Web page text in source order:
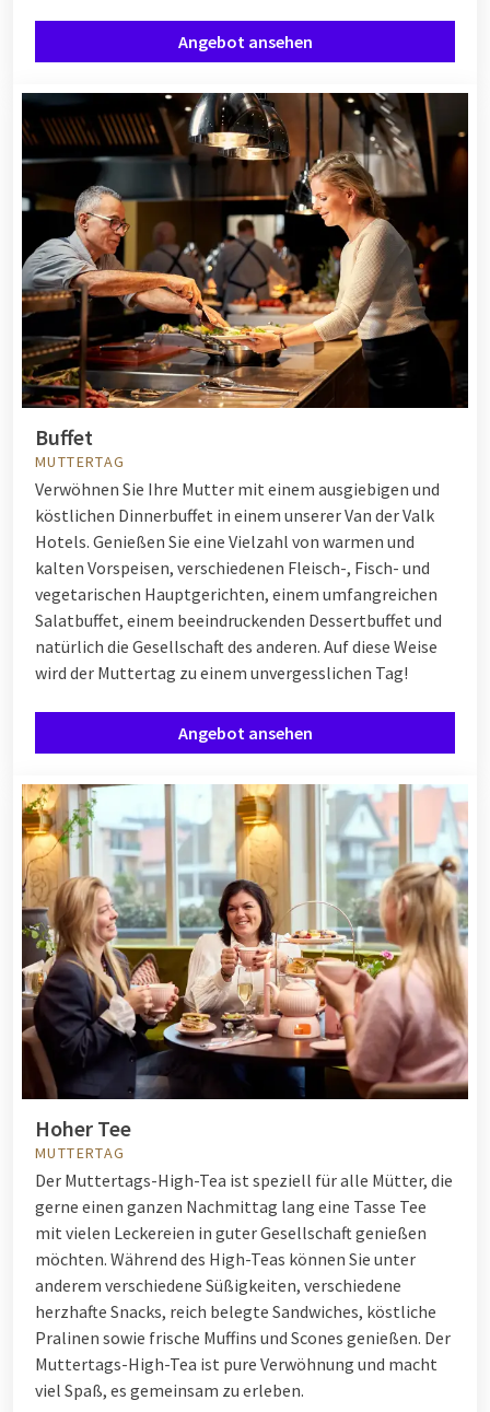
Angebot ansehen
Buffet
MUTTERTAG
Verwöhnen Sie Ihre Mutter mit einem ausgiebigen und
köstlichen Dinnerbuffet in einem unserer Van der Valk
Hotels. Genießen Sie eine Vielzahl von warmen und
kalten Vorspeisen, verschiedenen Fleisch-, Fisch- und
vegetarischen Hauptgerichten, einem umfangreichen
Salatbuffet, einem beeindruckenden Dessertbuffet und
natürlich die Gesellschaft des anderen. Auf diese Weise
wird der Muttertag zu einem unvergesslichen Tag!
Angebot ansehen
Hoher Tee
MUTTERTAG
Der Muttertags-High-Tea ist speziell für alle Mütter, die
gerne einen ganzen Nachmittag lang eine Tasse Tee
mit vielen Leckereien in guter Gesellschaft genießen
möchten. Während des High-Teas können Sie unter
anderem verschiedene Süßigkeiten, verschiedene
herzhafte Snacks, reich belegte Sandwiches, köstliche
Pralinen sowie frische Muffins und Scones genießen. Der
Muttertags-High-Tea ist pure Verwöhnung und macht
viel Spaß, es gemeinsam zu erleben.